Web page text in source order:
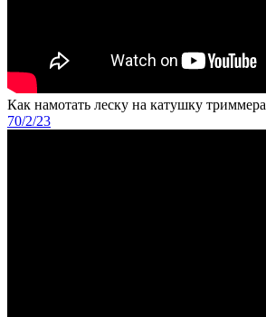
Как намотать леску на катушку триммера
70/2/23